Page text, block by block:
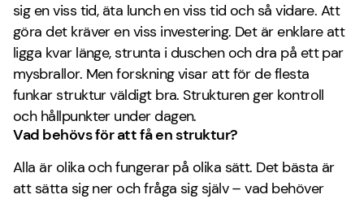
sig en viss tid, äta lunch en viss tid och så vidare. Att
göra det kräver en viss investering. Det är enklare att
ligga kvar länge, strunta i duschen och dra på ett par
mysbrallor. Men forskning visar att för de flesta
funkar struktur väldigt bra. Strukturen ger kontroll
och hållpunkter under dagen.
Vad behövs för att få en struktur?
Alla är olika och fungerar på olika sätt. Det bästa är
att sätta sig ner och fråga sig själv – vad behöver